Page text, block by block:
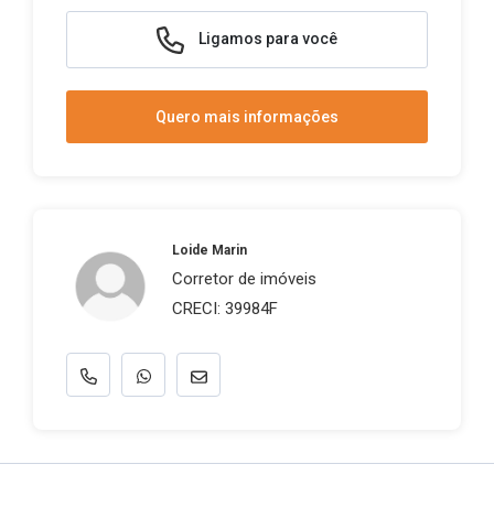
Ligamos para você
Quero mais informações
Loide Marin
Corretor de imóveis
CRECI: 39984F